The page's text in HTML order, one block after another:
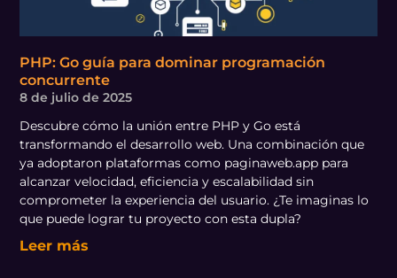
PHP: Go guía para dominar programación
concurrente
8 de julio de 2025
Descubre cómo la unión entre PHP y Go está
transformando el desarrollo web. Una combinación que
ya adoptaron plataformas como paginaweb.app para
alcanzar velocidad, eficiencia y escalabilidad sin
comprometer la experiencia del usuario. ¿Te imaginas lo
que puede lograr tu proyecto con esta dupla?
Leer más